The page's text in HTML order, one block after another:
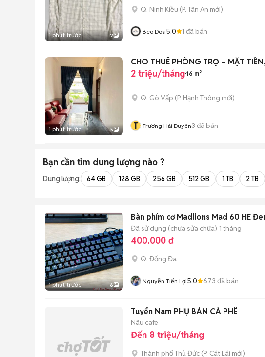
1 phút trước 2
Q. Ninh Kiều (P. Tân An mới)
Beo Dosi5.0 1 đã bán
1 phút trước 5
CHO THUÊ PHÒNG TRỌ – MẶT
2 triệu/tháng 16 m²
Q. Gò Vấp (P. Hạnh Thông mới)
T Trương Hải Duyên3 đã bán
Bạn cần tìm dung lượng nào ?
Dung lượng: 64 GB 128 GB 256 GB 512 GB 1 TB 2 TB
1 phút trước 6
Bàn phím cơ Madlions Mad 60 HE
Đã sử dụng (chưa sửa chữa) 1 tháng
400.000 đ
Q. Đống Đa
Nguyễn Tiến Lợi5.0 673 đã bán
Tuyển Nam PHỤ BÁN CÀ PHÊ
Nâu cafe
Đến 8 triệu/tháng
Thành phố Thủ Đức (P. Cát Lái mới)